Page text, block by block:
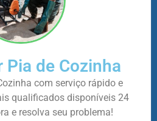
Pia de Cozinha
com serviço rápido e
qualificados disponíveis 24
e resolva seu problema!